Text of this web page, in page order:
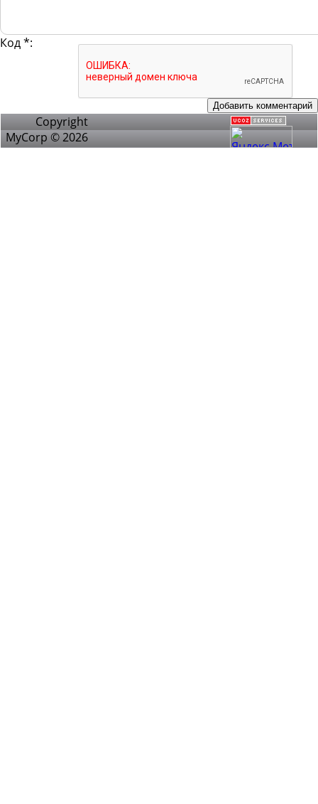
Код *:
Copyright
MyCorp © 2026